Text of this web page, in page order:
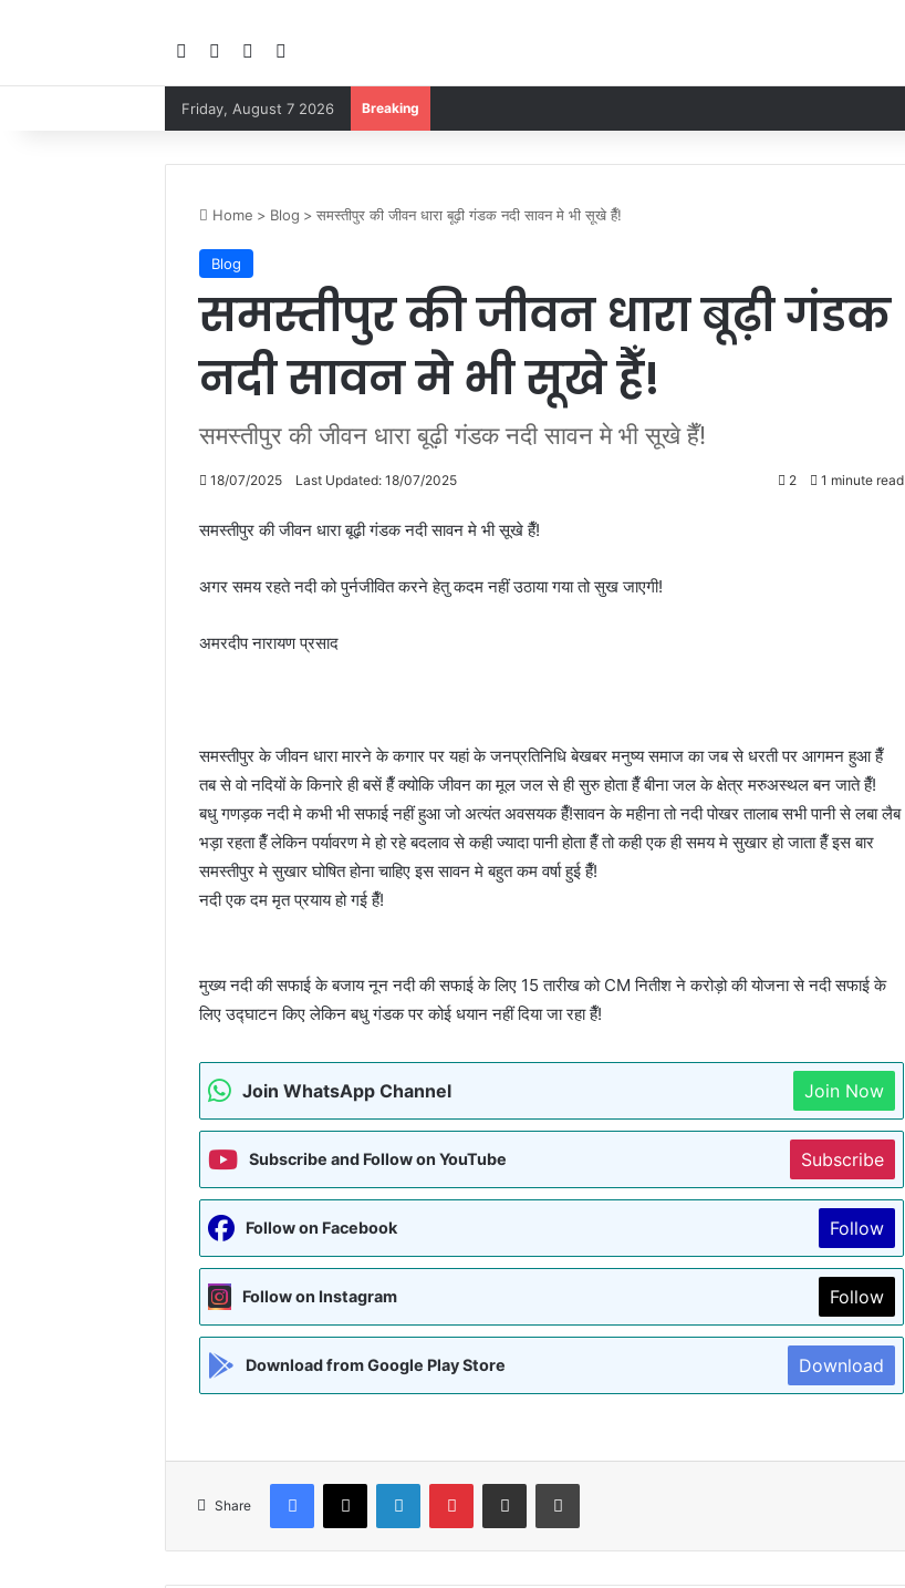
FacebookYouTubeInstagram
Friday, August 7 2026 Breaking
Home > Blog > समस्तीपुर की जीवन धारा बूढ़ी गंडक नदी सावन मे भी सूखे हैँ!
Blog
समस्तीपुर की जीवन धारा बूढ़ी गंडक
नदी सावन मे भी सूखे हैँ!
समस्तीपुर की जीवन धारा बूढ़ी गंडक नदी सावन मे भी सूखे हैँ!
18/07/2025 Last Updated: 18/07/2025 2 1 minute read
समस्तीपुर की जीवन धारा बूढ़ी गंडक नदी सावन मे भी सूखे हैँ!
अगर समय रहते नदी को पुर्नजीवित करने हेतु कदम नहीं उठाया गया तो सुख जाएगी!
अमरदीप नारायण प्रसाद
समस्तीपुर के जीवन धारा मारने के कगार पर यहां के जनप्रतिनिधि बेखबर मनुष्य समाज का जब से धरती पर आगमन हुआ हैँ
तब से वो नदियों के किनारे ही बसें हैँ क्योकि जीवन का मूल जल से ही सुरु होता हैँ बीना जल के क्षेत्र मरुअस्थल बन जाते हैँ!
बधु गणड़क नदी मे कभी भी सफाई नहीं हुआ जो अत्यंत अवसयक हैँ!सावन के महीना तो नदी पोखर तालाब सभी पानी से लबा लैब
भड़ा रहता हैँ लेकिन पर्यावरण मे हो रहे बदलाव से कही ज्यादा पानी होता हैँ तो कही एक ही समय मे सुखार हो जाता हैँ इस बार
समस्तीपुर मे सुखार घोषित होना चाहिए इस सावन मे बहुत कम वर्षा हुई हैँ!
नदी एक दम मृत प्रयाय हो गई हैँ!
मुख्य नदी की सफाई के बजाय नून नदी की सफाई के लिए 15 तारीख को CM नितीश ने करोड़ो की योजना से नदी सफाई के
लिए उद्घाटन किए लेकिन बधु गंडक पर कोई धयान नहीं दिया जा रहा हैँ!
Join WhatsApp Channel Join Now
Subscribe and Follow on YouTube Subscribe
Follow on Facebook Follow
Follow on Instagram Follow
Download from Google Play Store Download
Share
Facebook
X LinkedInPinterestShare via Email Print